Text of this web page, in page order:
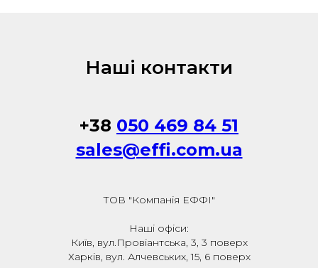
Наші контакти
+38 050 469 84 51
sales@effi.com.ua
ТОВ "Компанія ЕФФІ"
Наші офіси:
Київ, вул.Провіантська, 3, 3 поверх
Харків, вул. Алчевських, 15, 6 поверх